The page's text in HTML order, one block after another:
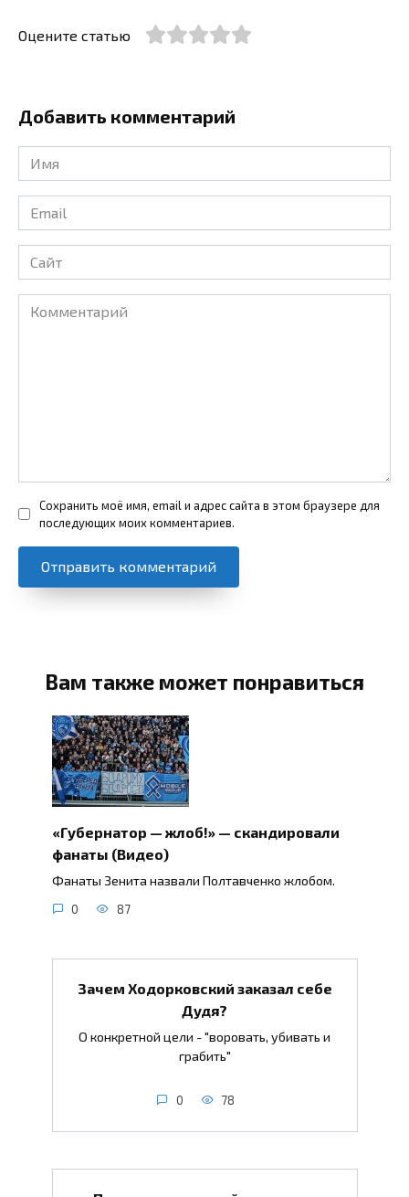
Оцените статью
Добавить комментарий
Имя
*
Email
*
Сайт
Комментарий
Сохранить моё имя, email и адрес сайта в этом браузере для
последующих моих комментариев.
Вам также может понравиться
«Губернатор — жлоб!» — скандировали
фанаты (Видео)
Фанаты Зенита назвали Полтавченко жлобом.
0 87
Зачем Ходорковский заказал себе
Дудя?
О конкретной цели - "воровать, убивать и
грабить"
0 78